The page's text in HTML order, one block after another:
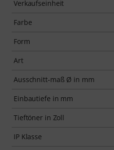
Verkaufseinheit
Farbe
Form
Art
Ausschnitt-maß Ø in mm
Einbautiefe in mm
Tieftöner in Zoll
IP Klasse